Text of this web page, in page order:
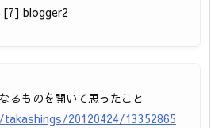
[7] blogger2
ものを開いて思ったこと
20120424/13352865